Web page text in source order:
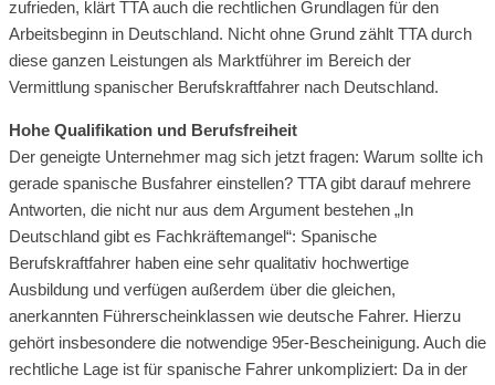
zufrieden, klärt TTA auch die rechtlichen Grundlagen für den
Arbeitsbeginn in Deutschland. Nicht ohne Grund zählt TTA durch
diese ganzen Leistungen als Marktführer im Bereich der
Vermittlung spanischer Berufskraftfahrer nach Deutschland.
Hohe Qualifikation und Berufsfreiheit
Der geneigte Unternehmer mag sich jetzt fragen: Warum sollte ich
gerade spanische Busfahrer einstellen? TTA gibt darauf mehrere
Antworten, die nicht nur aus dem Argument bestehen „In
Deutschland gibt es Fachkräftemangel“: Spanische
Berufskraftfahrer haben eine sehr qualitativ hochwertige
Ausbildung und verfügen außerdem über die gleichen,
anerkannten Führerscheinklassen wie deutsche Fahrer. Hierzu
gehört insbesondere die notwendige 95er-Bescheinigung. Auch die
rechtliche Lage ist für spanische Fahrer unkompliziert: Da in der